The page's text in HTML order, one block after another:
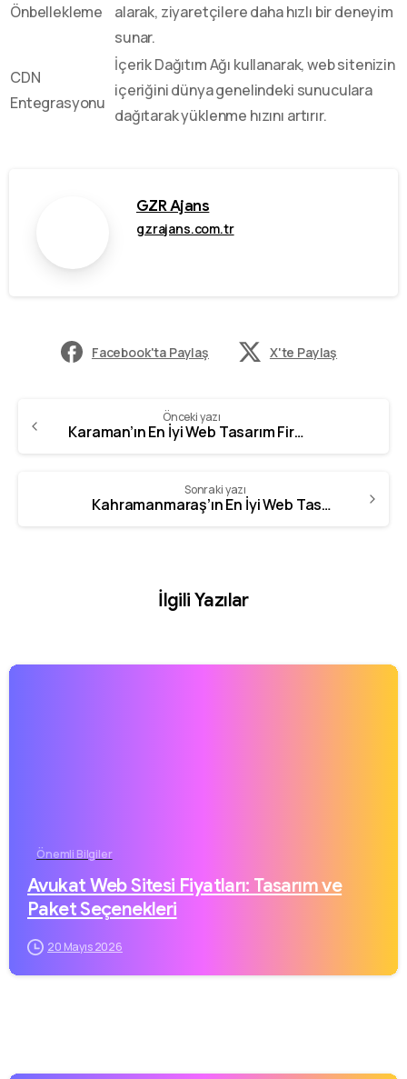
Önbellekleme
alarak, ziyaretçilere daha hızlı bir deneyim
sunar.
CDN
Entegrasyonu
İçerik Dağıtım Ağı kullanarak, web sitenizin
içeriğini dünya genelindeki sunuculara
dağıtarak yüklenme hızını artırır.
GZR Ajans
gzrajans.com.tr
Facebook'ta Paylaş X'te Paylaş
Önceki yazı
Karaman’ın En İyi Web Tasarım Firması
Sonraki yazı
Kahramanmaraş’ın En İyi Web Tasarım Firması
İlgili Yazılar
Önemli Bilgiler
Avukat Web Sitesi Fiyatları: Tasarım ve
Paket Seçenekleri
20 Mayıs 2026